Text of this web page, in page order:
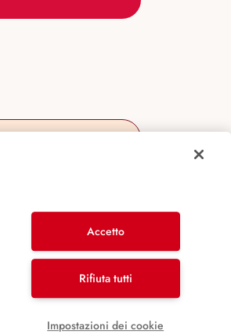
Accetto
Rifiuta tutti
Impostazioni dei cookie